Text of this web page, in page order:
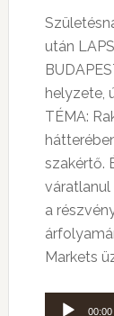
után
helyzete,
TÉMA:
szakértő.
váratlanul
a
Markets
Audió
00:00